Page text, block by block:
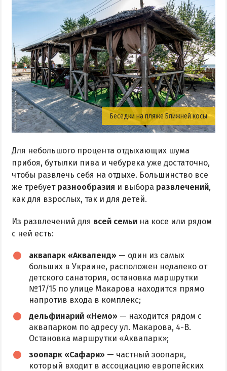
Беседки на пляже Ближней косы
Для небольшого процента отдыхающих шума
прибоя, бутылки пива и чебурека уже достаточно,
чтобы развлечь себя на отдыхе. Большинство все
же требует разнообразия и выбора развлечений,
как для взрослых, так и для детей.
Из развлечений для всей семьи на косе или рядом
с ней есть:
аквапарк «Акваленд» — один из самых
больших в Украине, расположен недалеко от
детского санатория, остановка маршрутки
№17/15 по улице Макарова находится прямо
напротив входа в комплекс;
дельфинарий «Немо» — находится рядом с
аквапарком по адресу ул. Макарова, 4-В.
Остановка маршрутки «Аквапарк»;
зоопарк «Сафари» — частный зоопарк,
который входит в ассоциацию европейских